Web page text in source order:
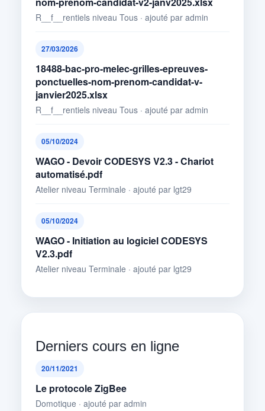
R__f__rentiels niveau Tous · ajouté par admin
27/03/2026
18488-bac-pro-melec-grilles-epreuves-
ponctuelles-nom-prenom-candidat-v-
janvier2025.xlsx
R__f__rentiels niveau Tous · ajouté par admin
05/10/2024
WAGO - Devoir CODESYS V2.3 - Chariot
automatisé.pdf
Atelier niveau Terminale · ajouté par lgt29
05/10/2024
WAGO - Initiation au logiciel CODESYS
V2.3.pdf
Atelier niveau Terminale · ajouté par lgt29
Derniers cours en ligne
20/11/2021
Le protocole ZigBee
Domotique · ajouté par admin